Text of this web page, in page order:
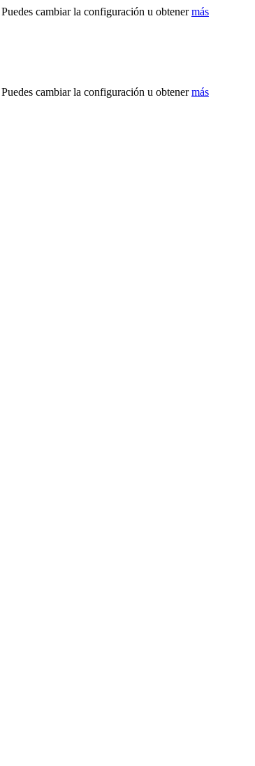
cambiar la configuración u obtenermás
cambiar la configuración u obtenermás